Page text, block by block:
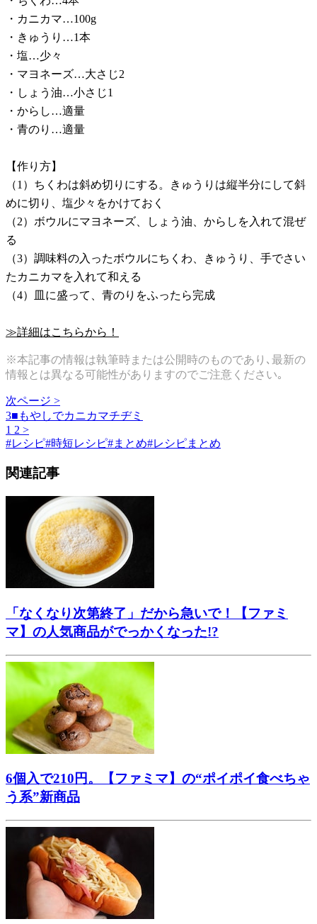
・カニカマ…100g
・きゅうり…1本
・塩…少々
・マヨネーズ…大さじ2
・しょう油…小さじ1
・からし…適量
・青のり…適量
【作り方】
（1）ちくわは斜め切りにする。きゅうりは縦半分にして斜
めに切り、塩少々をかけておく
（2）ボウルにマヨネーズ、しょう油、からしを入れて混ぜ
る
（3）調味料の入ったボウルにちくわ、きゅうり、手でさい
たカニカマを入れて和える
（4）皿に盛って、青のりをふったら完成
≫詳細はこちらから！
※本記事の情報は執筆時または公開時のものであり､最新の
情報とは異なる可能性がありますのでご注意ください｡
次ページ >
3■もやしでカニカマチヂミ
1 2 >
#レシピ#時短レシピ#まとめ#レシピまとめ
関連記事
「なくなり次第終了」だから急いで！【ファミ
マ】の人気商品がでっかくなった!?
6個入で210円。【ファミマ】の“ポイポイ食べちゃ
う系”新商品